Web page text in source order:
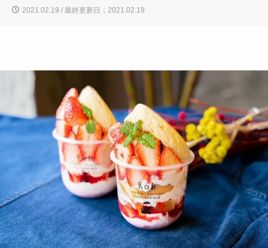
2021.02.19 / 最終更新日：2021.02.19